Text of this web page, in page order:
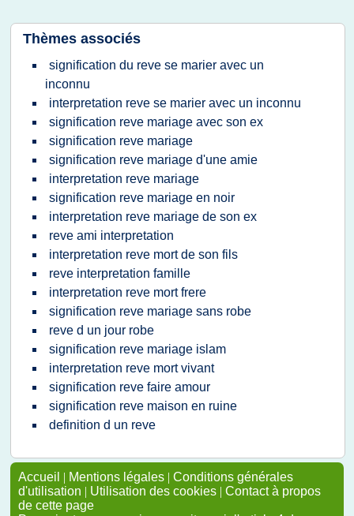
Thèmes associés
signification du reve se marier avec un
inconnu
interpretation reve se marier avec un inconnu
signification reve mariage avec son ex
signification reve mariage
signification reve mariage d'une amie
interpretation reve mariage
signification reve mariage en noir
interpretation reve mariage de son ex
reve ami interpretation
interpretation reve mort de son fils
reve interpretation famille
interpretation reve mort frere
signification reve mariage sans robe
reve d un jour robe
signification reve mariage islam
interpretation reve mort vivant
signification reve faire amour
signification reve maison en ruine
definition d un reve
Accueil | Mentions légales | Conditions générales
d'utilisation | Utilisation des cookies | Contact à propos
de cette page